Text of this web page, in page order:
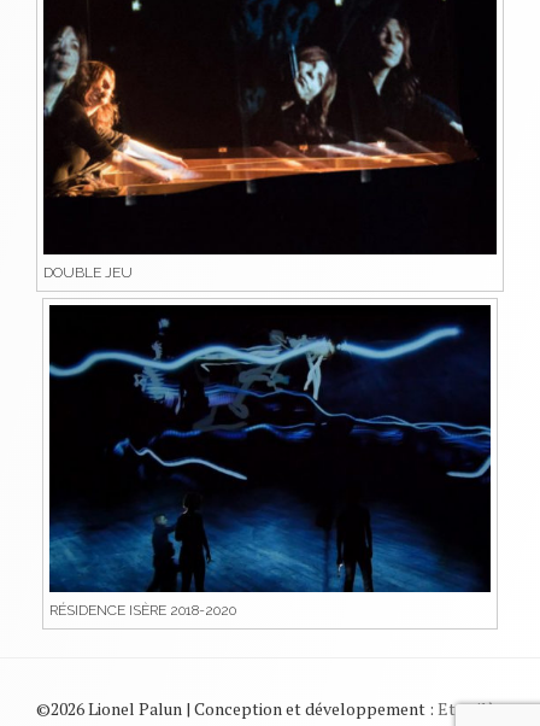
DOUBLE JEU
RÉSIDENCE ISÈRE 2018-2020
©2026 Lionel Palun | Conception et développement : Et voilà